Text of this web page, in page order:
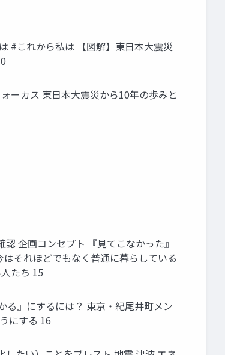
#これから私は 【図解】東⽇本⼤震災
ーカス 東⽇本⼤震災から10年の歩みと
企画コンセプト 『⾒てこなかった』
それほどでもなく普通に暮らしている
たち 15
る』にするには？ 東京・紀尾井町メン
にする 16